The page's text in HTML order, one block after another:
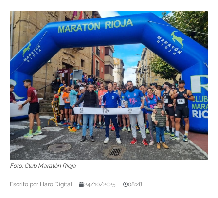
Foto: Club Maratón Rioja
Escrito por Haro Digital 24/10/2025 08:28